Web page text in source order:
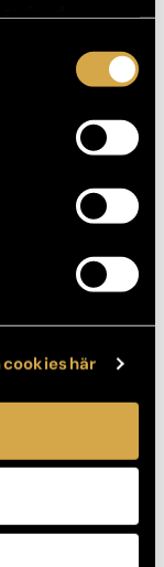
du
används.
cookies här